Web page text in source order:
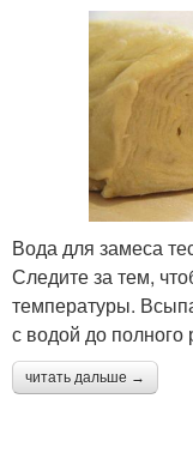
Вода для замеса
Следите за тем,
температуры.
с водой до полного
читать дальше →